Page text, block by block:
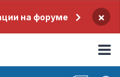
на форуме ×